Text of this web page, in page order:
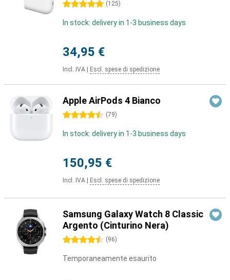
5 stelle (125)
In stock: delivery in 1-3 business days
34,95 €
Incl. IVA Escl. spese di spedizione
Apple AirPods 4 Bianco
4.5 stelle (79)
In stock: delivery in 1-3 business days
150,95 €
Incl. IVA Escl. spese di spedizione
Samsung Galaxy Watch 8 Classic
Argento (Cinturino Nera)
4.5 stelle (96)
Temporaneamente esaurito